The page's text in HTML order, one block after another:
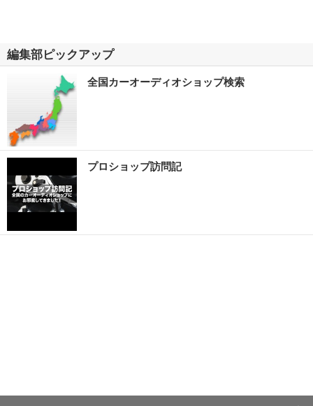
編集部ピックアップ
全国カーオーディオショップ検索
プロショップ訪問記